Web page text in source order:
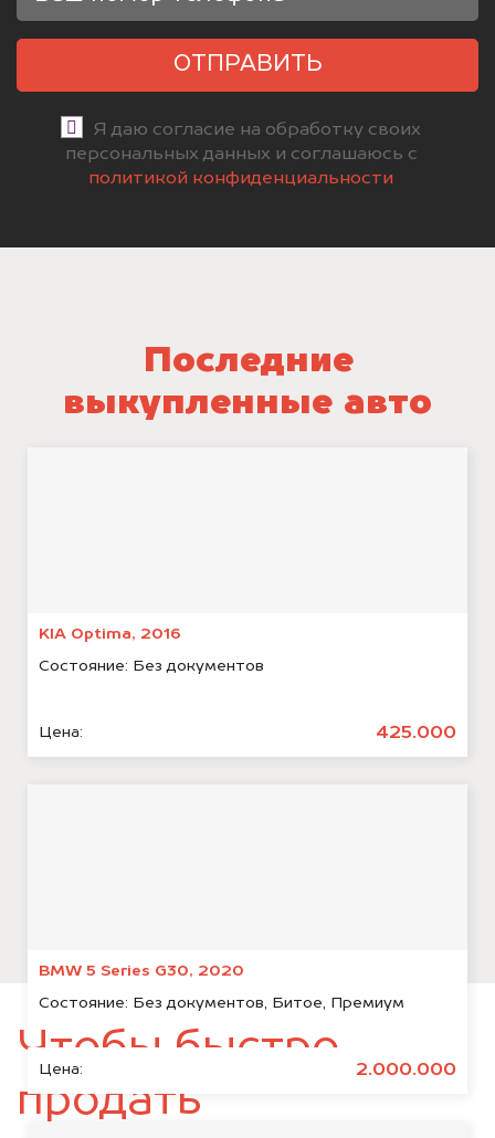
ОТПРАВИТЬ
Я даю согласие на обработку своих
персональных данных и соглашаюсь с
политикой конфиденциальности
Последние
выкупленные авто
KIA Optima, 2016
Состояние: Без документов
Цена: 425.000
BMW 5 Series G30, 2020
Состояние: Без документов, Битое, Премиум
Цена: 2.000.000
Чтобы быстро
продать